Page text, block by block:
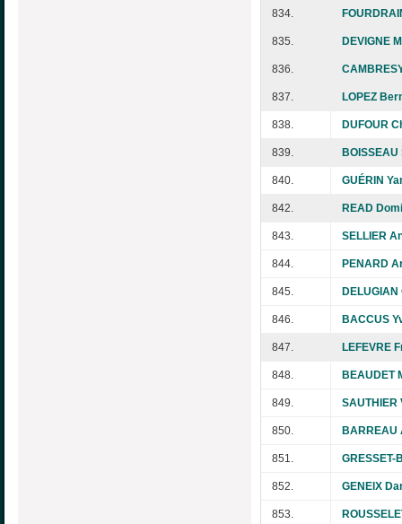
834.
835. DEVIGNE
836.
837. LOPEZ
838. DUFOUR
839.
840. GUÉRIN
842. READ
843. SELLIER
844. PENARD
845.
846. BACCUS
847. LEFEVRE
848. BEAUDET
849. SAUTHIER
850. BARREAU
851. GRESSET-
852. GENEIX
853.